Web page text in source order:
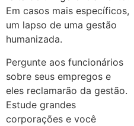
Em casos mais específicos,
um lapso de uma gestão
humanizada.
Pergunte aos funcionários
sobre seus empregos e
eles reclamarão da gestão.
Estude grandes
corporações e você